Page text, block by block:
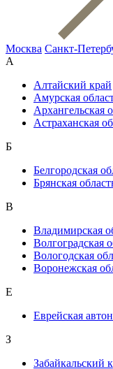
Москва Санкт-
А
Алтайский край
Амурская
Архангельская
Астраханская
Б
Белгородская
Брянская
В
Владимирская
Волгоградская
Вологодская
Воронежская
Е
Еврейская
З
Забайкальский